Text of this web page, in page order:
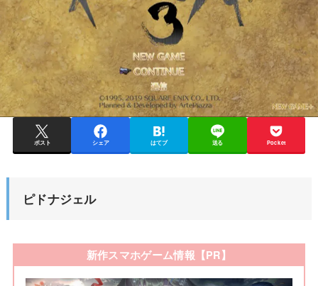
ポスト シェア はてブ 送る Pocket
ピドナジェル
新作スマホゲーム情報【PR】